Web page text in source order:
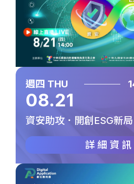
週四 THU
08.21
資安助攻．開創ESG新局
詳細資訊